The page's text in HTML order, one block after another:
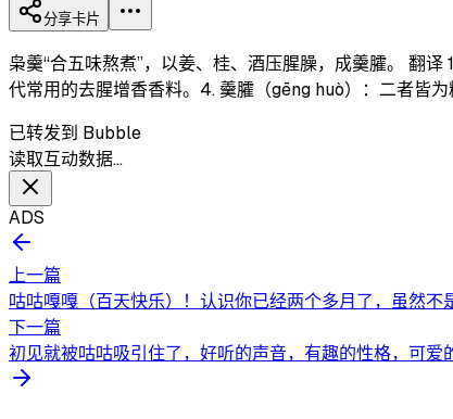
分享卡片
枭羹“合五味熬煮”，以姜、桂、酒压腥臊，成羹臛。 翻
代常用的去腥增香香料。 ​ 4. 羹臛（gēng huò）：二者皆
已转发到 Bubble
读取互动数据…
ADS
上一篇
咕咕嘎嘎（百天快乐）！认识你已经两个多月了，虽然
下一篇
初见就被咕咕吸引住了，好听的声音，有趣的性格，可